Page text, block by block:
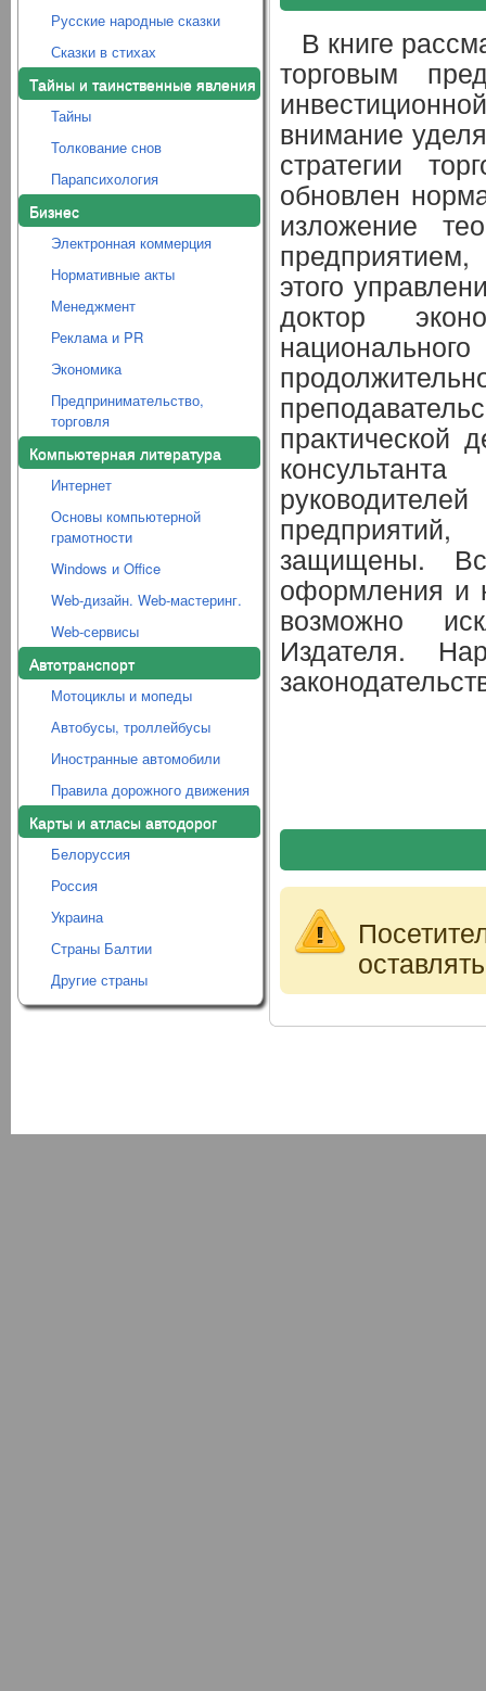
Русские народные сказки
Сказки в стихах
Тайны и таинственные явления
Тайны
Толкование снов
Парапсихология
Бизнес
Электронная коммерция
Нормативные акты
Менеджмент
Реклама и PR
Экономика
Предпринимательство,
торговля
Компьютерная литература
Интернет
Основы компьютерной
грамотности
Windows и Office
Web-дизайн. Web-мастеринг.
Web-сервисы
Автотранспорт
Мотоциклы и мопеды
Автобусы, троллейбусы
Иностранные автомобили
Правила дорожного движения
Карты и атласы автодорог
Белоруссия
Россия
Украина
Страны Балтии
Другие страны
В книге
торговым
внимание
стратегии
обновлен
изложение
этого
доктор
практической
защищены.
оформления и
возможно
Издателя.